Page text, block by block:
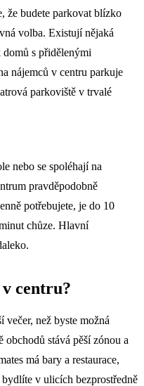
že budete parkovat blízko
volba. Existují nějaká
s přidělenými
nájemců v centru parkuje
parkoviště v trvalé
nebo se spoléhají na
pravděpodobně
potřebujete, je do 10
chůze. Hlavní
centru?
večer, než byste možná
stává pěší zónou a
má bary a restaurace,
v ulicích bezprostředně